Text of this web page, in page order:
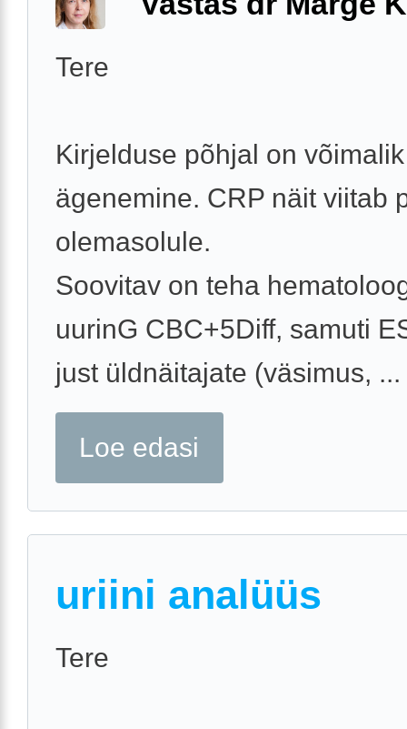
Tere
Kirjelduse põhjal on
ägenemine. CRP näit viitab
olemasolule.
Soovitav on teha
uurinG CBC+5Diff, samuti
just üldnäitajate (väsimus, ...
Loe edasi
uriini analüüs
Tere